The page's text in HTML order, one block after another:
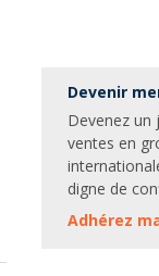
Devenir
Devenez un
ventes en
digne de
Adhérez